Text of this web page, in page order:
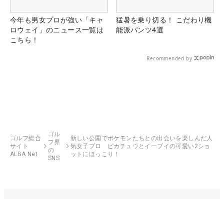
今年も男女プロが強い「キャ
ロウェイ」のニュース一覧は
こちら！
猛暑を乗り切る！ こだわり機
能派パンツ4選
Recommended by
ゴルフ総合
サイト
ALBA Net
ゴル
フ界
の
SNS
新しい公園でポケモンたちとの出会いを楽しんだ人
気女子プロ ピカチュウとイーブイの可愛い2ショ
ットにほっこり！